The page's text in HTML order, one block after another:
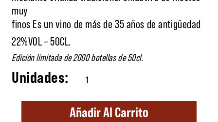
muy
finos Es un vino de más de 35 años de antigüedad
22%VOL – 50CL.
Edición limitada de 2000 botellas de 50cl.
Palo cortado Roberto Amillo cantidad
Añadir Al Carrito